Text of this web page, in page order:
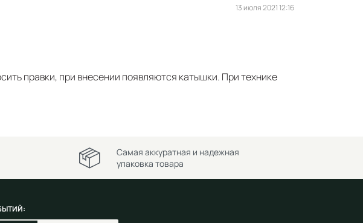
13 июля 2021 12:16
правки, при внесении появляются катышки. При технике
Самая аккуратная и надежная
упаковка товара